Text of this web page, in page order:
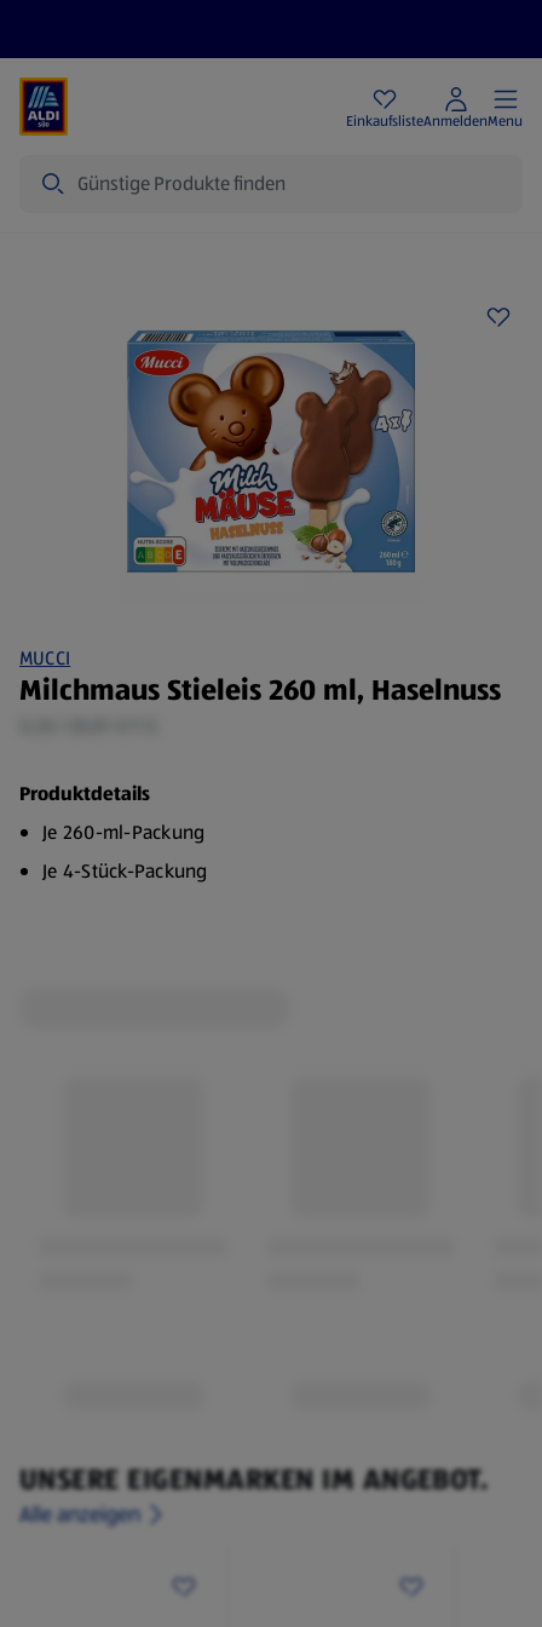
EinkaufslisteAnmeldenMenu
MUCCI
Milchmaus Stieleis 260 ml, Haselnuss
Produktdetails
Je 260-ml-Packung
Je 4-Stück-Packung
UNSERE EIGENMARKEN IM ANGEBOT.
Alle anzeigen